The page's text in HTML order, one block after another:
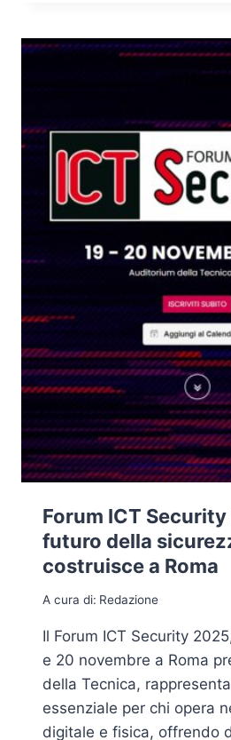
MANAGEMENT:
LA
CONVERGENZA
SICUREZZA
FISICA
CYBER
NEI
SISTEMI
INDUSTRIALI
Forum ICT Security
futuro della
costruisce a Roma
A cura di: Redazione
Il Forum ICT Security
e 20 novembre a Roma
della Tecnica,
essenziale per chi opera
digitale e fisica, offrendo